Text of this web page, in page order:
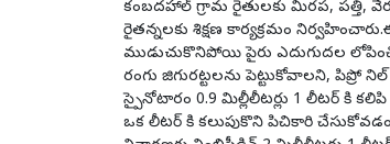
కంబదహాల్ గ్రామ రైతులకు మిరప, పత్తి,
రైతన్నలకు శిక్షణ కార్యక్రమం
ముడుచుకొనిపోయి పైరు ఎదుగుదల
రంగు జిగురట్టలను పెట్టుకోవాలని, పిప్రో
స్పైనోటారం 0.9 మిల్లీలీటర్లు 1 లీటర్ కి
ఒక లీటర్ కి కలుపుకొని పిచికారి చేసుకోవడం